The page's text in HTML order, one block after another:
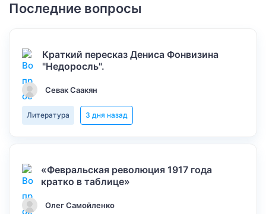
Последние вопросы
Краткий пересказ Дениса Фонвизина
"Недоросль".
Севак Саакян
Литература 3 дня назад
«Февральская революция 1917 года
кратко в таблице»
Олег Самойленко